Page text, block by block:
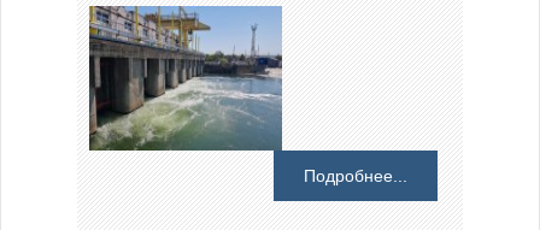
Подробнее...